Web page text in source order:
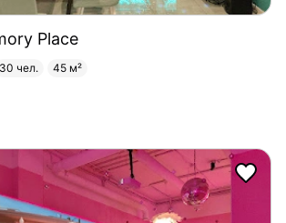
Place
30 чел. 45 м²